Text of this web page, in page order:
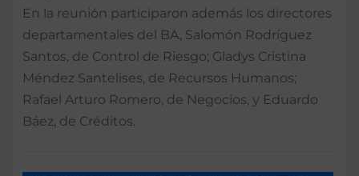
En la reunión participaron además los directores
departamentales del BA, Salomón Rodríguez
Santos, de Control de Riesgo; Gladys Cristina
Méndez Santelises, de Recursos Humanos;
Rafael Arturo Romero, de Negocios, y Eduardo
Báez, de Créditos.